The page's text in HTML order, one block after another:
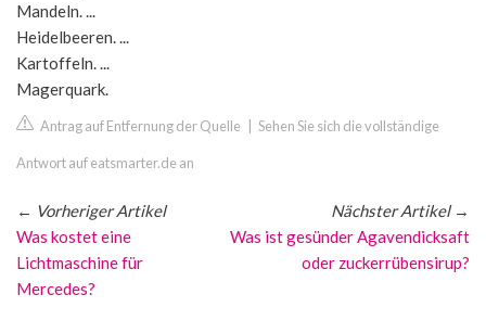
Mandeln. ...
Heidelbeeren. ...
Kartoffeln. ...
Magerquark.
Antrag auf Entfernung der Quelle Sehen Sie sich die vollständige
Antwort auf eatsmarter.de an
← Vorheriger Artikel
Was kostet eine
Lichtmaschine für
Mercedes?
Nächster Artikel→
Was ist gesünder Agavendicksaft
oder zuckerrübensirup?